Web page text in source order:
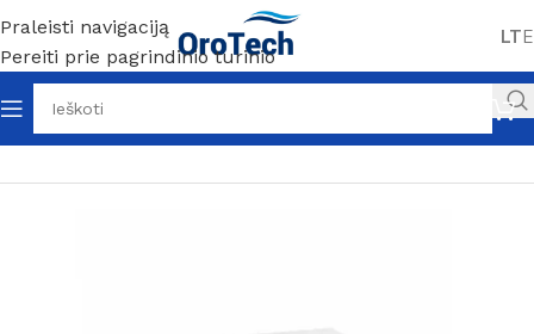
Praleisti navigaciją
Pereiti prie pagrindinio turinio
LT
Pradžia Be kategorijos